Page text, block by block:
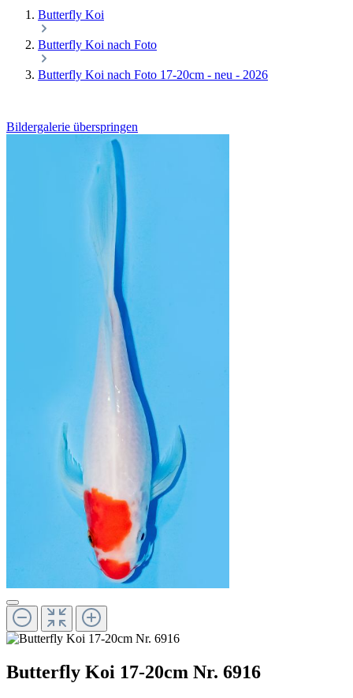
Butterfly Koi
Butterfly Koi nach Foto
Butterfly Koi nach Foto 17-20cm - neu - 2026
Bildergalerie überspringen
Butterfly Koi 17-20cm Nr. 6916